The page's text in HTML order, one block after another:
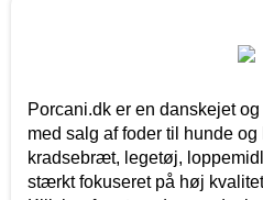
Porcani.dk er en danskejet
med salg af foder til hunde
kradsebræt, legetøj,
stærkt fokuseret på høj